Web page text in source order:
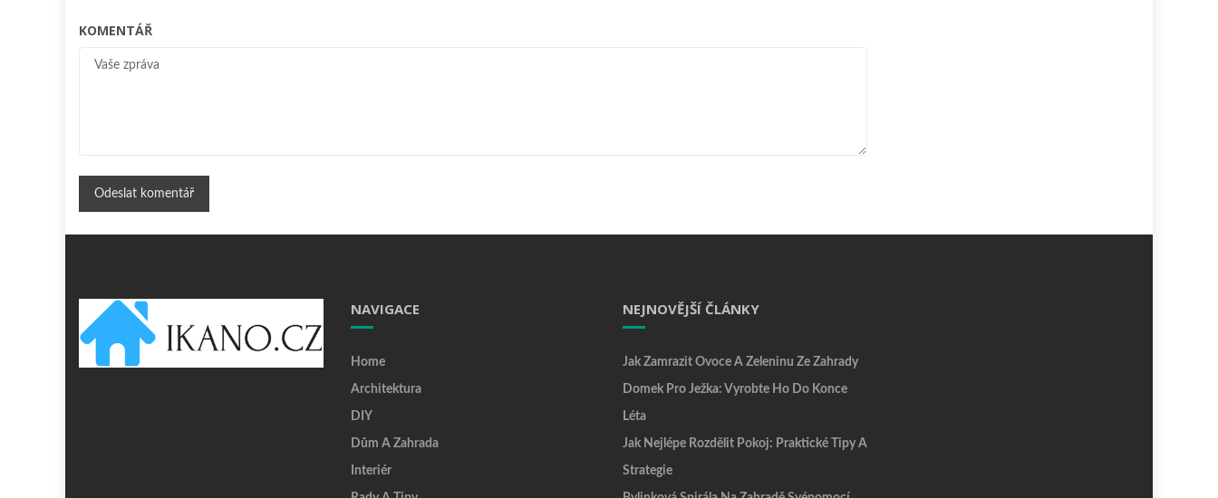
KOMENTÁŘ
NAVIGACE
Home
Architektura
DIY
Dům A Zahrada
Interiér
NEJNOVĚJŠÍ ČLÁNKY
Jak Zamrazit Ovoce A Zeleninu Ze Zahrady
Domek Pro Ježka: Vyrobte Ho Do Konce
Léta
Jak Nejlépe Rozdělit Pokoj: Praktické Tipy A
Strategie